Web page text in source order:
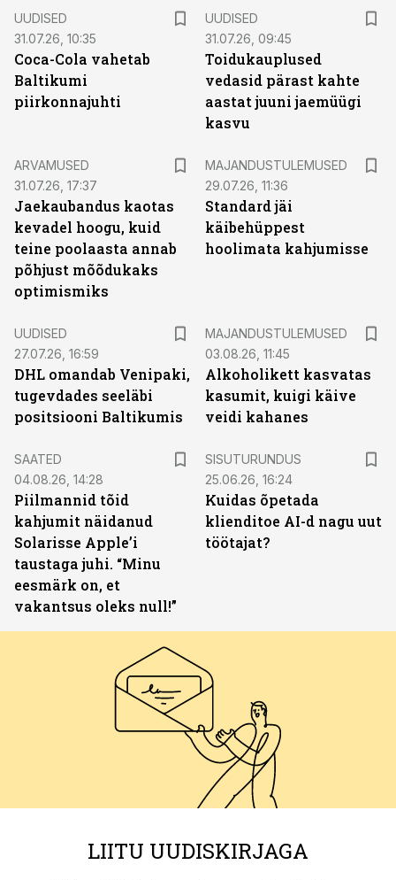
UUDISED
31.07.26, 10:35
Coca-Cola vahetab
Baltikumi
piirkonnajuhti
UUDISED
31.07.26, 09:45
Toidukauplused
vedasid pärast kahte
aastat juuni jaemüügi
kasvu
ARVAMUSED
31.07.26, 17:37
Jaekaubandus kaotas
kevadel hoogu, kuid
teine poolaasta annab
põhjust mõõdukaks
optimismiks
MAJANDUSTULEMUSED
29.07.26, 11:36
Standard jäi
käibehüppest
hoolimata kahjumisse
UUDISED
27.07.26, 16:59
DHL omandab Venipaki,
tugevdades seeläbi
positsiooni Baltikumis
MAJANDUSTULEMUSED
03.08.26, 11:45
Alkoholikett kasvatas
kasumit, kuigi käive
veidi kahanes
SAATED
04.08.26, 14:28
Piilmannid tõid
kahjumit näidanud
Solarisse Apple’i
taustaga juhi. “Minu
eesmärk on, et
vakantsus oleks null!”
SISUTURUNDUS
25.06.26, 16:24
Kuidas õpetada
klienditoe AI-d nagu uut
töötajat?
LIITU UUDISKIRJAGA